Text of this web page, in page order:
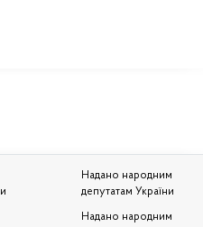
Надано народним
депутатам України
Надано народним